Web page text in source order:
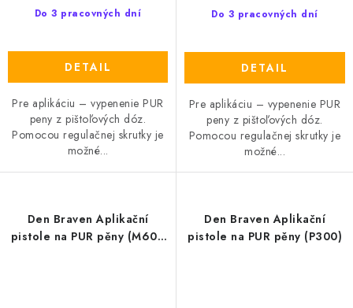
Do 3 pracovných dní
DETAIL
Pre aplikáciu – vypenenie PUR
peny z pištoľových dóz.
Pomocou regulačnej skrutky je
možné...
Do 3 pracovných dní
DETAIL
Pre aplikáciu – vypenenie PUR
peny z pištoľových dóz.
Pomocou regulačnej skrutky je
možné...
Den Braven Aplikační
pistole na PUR pěny (M600
Den Braven Aplikační
pistole na PUR pěny (P300)